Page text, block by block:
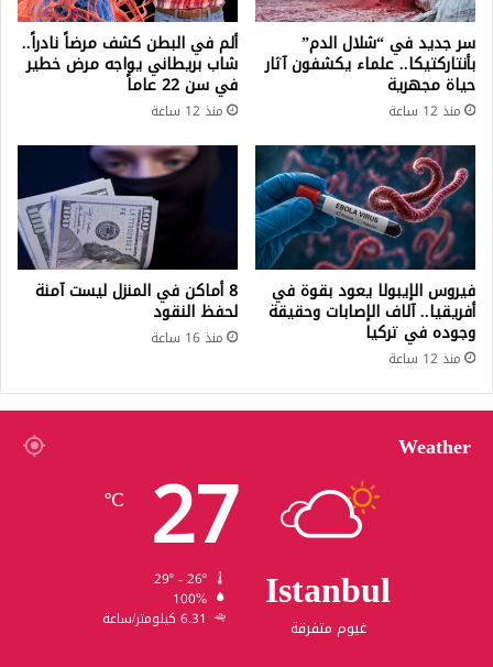
سر جديد في “شلال الدم”
بأنتاركتيكا.. علماء يكشفون آثار
حياة مجهرية
منذ 12 ساعة
ألم في البطن كشف مرضاً نادراً..
شاب بريطاني يواجه مرض خطير
في سن 22 عاماً
منذ 12 ساعة
فيروس الإيبولا يعود بقوة في
أفريقيا.. آلاف الإصابات وحقيقة
وجوده في تركيا
منذ 12 ساعة
8 أماكن في المنزل ليست آمنة
لحفظ النقود
منذ 16 ساعة
Weather
Istanbul
غيوم متفرقة
27
℃
100%
6.31 كيلومتر/ساعة